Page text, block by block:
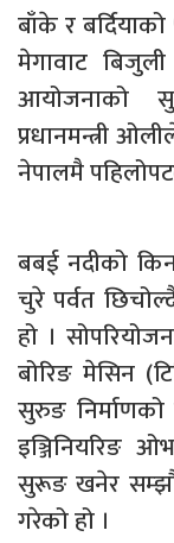
बाँके र
मेगावाट
आयोजनाको
प्रधानमन्त्री
नेपालमै
बबई नदीको
चुरे पर्वत
हो ।
बोरिङ मेसिन
सुरुङ निर्माणको
इञ्जिनियरिङ
सुरूङ खनेर
गरेको हो ।